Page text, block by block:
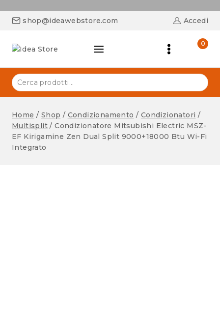
shop@ideawebstore.com Accedi
0
Home / Shop / Condizionamento / Condizionatori /
Multisplit / Condizionatore Mitsubishi Electric MSZ-
EF Kirigamine Zen Dual Split 9000+18000 Btu Wi-Fi
Integrato